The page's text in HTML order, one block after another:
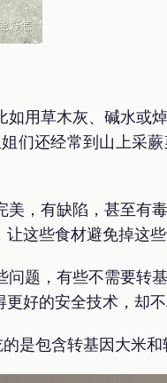
用草木灰、碱水或
们还经常到山上采
，有缺陷，甚至有
这些食材避免掉这
题，有些不需要转
好的安全技术，却
是包含转基因大米和